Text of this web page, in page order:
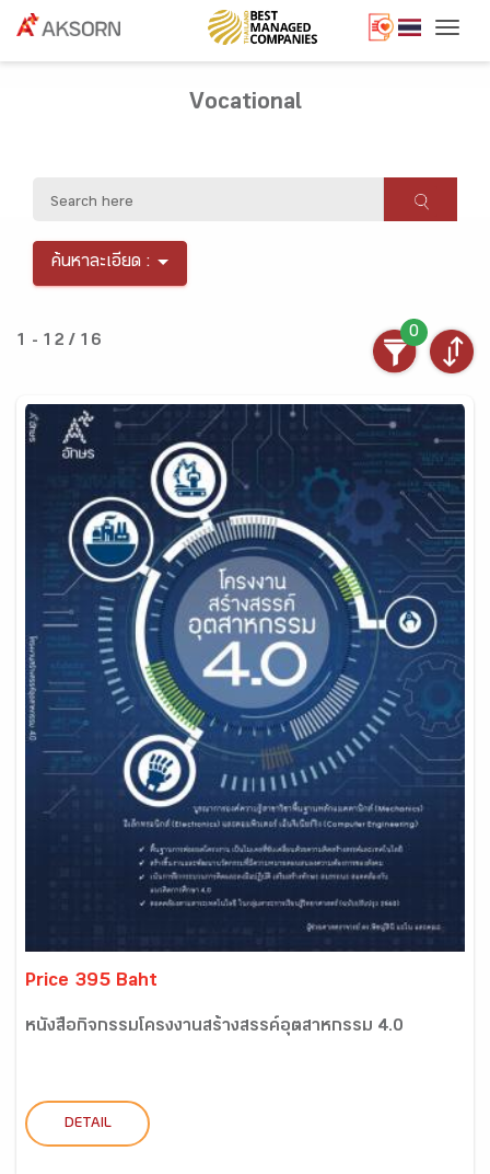
Vocational
ค้นหาละเอียด :
1 - 12 / 16
0
Price 395 Baht
หนังสือกิจกรรมโครงงานสร้างสรรค์อุตสาหกรรม 4.0
DETAIL